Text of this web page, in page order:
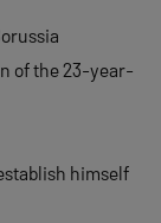
of the 23-year-
himself